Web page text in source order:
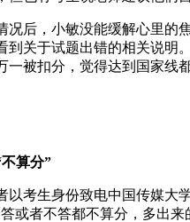
，小敏没能缓解心里的焦
到关于试题出错的相关说明
一被扣分，觉得达到国家线
算分”
生身份致电中国传媒大学
或者不答都不算分，多出